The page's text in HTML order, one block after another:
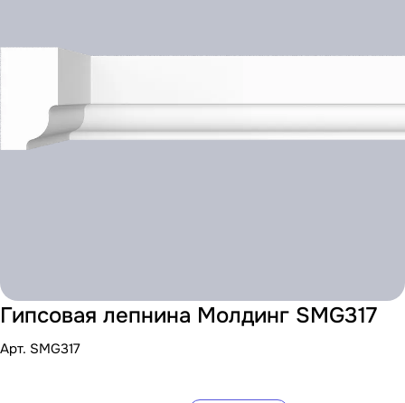
Гипсовая лепнина Молдинг SMG317
Арт. SMG317